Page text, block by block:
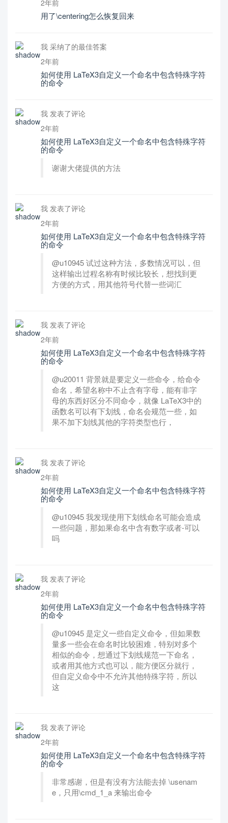
2年前
用了\centering怎么恢复回来
我 采纳了的最佳答案
2年前
如何使用 LaTeX3自定义一个命名中包含特殊字符
的命令
我 发表了评论
2年前
如何使用 LaTeX3自定义一个命名中包含特殊字符
的命令
谢谢大佬提供的方法
我 发表了评论
2年前
如何使用 LaTeX3自定义一个命名中包含特殊字符
的命令
@u10945 试过这种方法，多数情况可以，但
这样输出过程名称有时候比较长，想找到更
方便的方式，用其他符号代替一些词汇
我 发表了评论
2年前
如何使用 LaTeX3自定义一个命名中包含特殊字符
的命令
@u20011 背景就是要定义一些命令，给命令
命名，希望名称中不止含有字母，能有非字
母的东西好区分不同命令，就像 LaTeX3中的
函数名可以有下划线，命名会规范一些，如
果不加下划线其他的字符类型也行，
我 发表了评论
2年前
如何使用 LaTeX3自定义一个命名中包含特殊字符
的命令
@u10945 我发现使用下划线命名可能会造成
一些问题，那如果命名中含有数字或者-可以
吗
我 发表了评论
2年前
如何使用 LaTeX3自定义一个命名中包含特殊字符
的命令
@u10945 是定义一些自定义命令，但如果数
量多一些会在命名时比较困难，特别对多个
相似的命令，想通过下划线规范一下命名，
或者用其他方式也可以，能方便区分就行，
但自定义命令中不允许其他特殊字符，所以
这
我 发表了评论
2年前
如何使用 LaTeX3自定义一个命名中包含特殊字符
的命令
非常感谢，但是有没有方法能去掉 \usenam
e，只用\cmd_1_a 来输出命令